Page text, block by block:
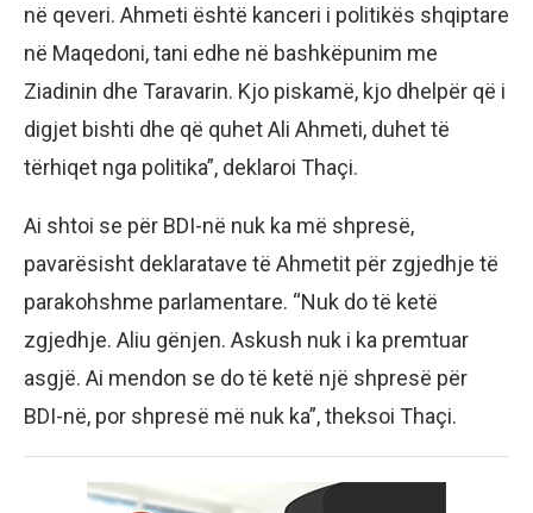
në qeveri. Ahmeti është kanceri i politikës shqiptare
në Maqedoni, tani edhe në bashkëpunim me
Ziadinin dhe Taravarin. Kjo piskamë, kjo dhelpër që i
digjet bishti dhe që quhet Ali Ahmeti, duhet të
tërhiqet nga politika”, deklaroi Thaçi.
Ai shtoi se për BDI-në nuk ka më shpresë,
pavarësisht deklaratave të Ahmetit për zgjedhje të
parakohshme parlamentare. “Nuk do të ketë
zgjedhje. Aliu gënjen. Askush nuk i ka premtuar
asgjë. Ai mendon se do të ketë një shpresë për
BDI-në, por shpresë më nuk ka”, theksoi Thaçi.